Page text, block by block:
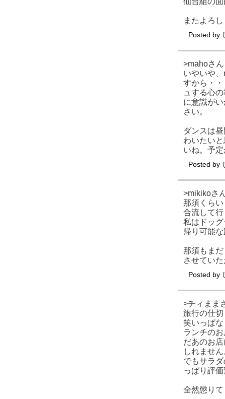
またよろ
Posted by
>mahoさん
いやいや
すから・
ュする心
に意識が
さい。
ダンスは
わいたい
いね。予
Posted by
>mikikoさ
那須くら
合流して
私はドッ
帰り可能
那須もま
させてい
Posted by
>チィまま
旅行の仕
笑いっぱ
ランチの
だあのお
しれませ
でもサラ
っぱり評
全然懲り